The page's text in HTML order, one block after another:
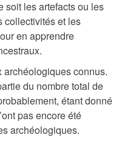
soit les artefacts ou les
collectivités et les
en apprendre
connus.
du nombre total de
étant donné
pas encore été
archéologiques.